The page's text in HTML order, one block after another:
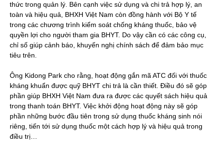
thức trong quản lý. Bên cạnh việc sử dụng và chi trả hợp lý, an
toàn và hiệu quả, BHXH Việt Nam còn đồng hành với Bộ Y tế
trong các chương trình kiểm soát chống kháng thuốc, bảo vệ
quyền lợi cho người tham gia BHYT. Do vậy cần có các công cụ,
chỉ số giúp cảnh báo, khuyến nghị chính sách để đảm bảo mục
tiêu trên.
Ông Kidong Park cho rằng, hoạt động gắn mã ATC đối với thuốc
kháng khuẩn được quỹ BHYT chi trả là cần thiết. Điều đó sẽ góp
phần giúp BHXH Việt Nam đưa ra được các quyết sách hiệu quả
trong thanh toán BHYT. Việc khởi động hoạt động này sẽ góp
phần những bước đầu tiên trong sử dụng thuốc kháng sinh nói
riêng, tiến tới sử dụng thuốc một cách hợp lý và hiệu quả trong
điều trị…